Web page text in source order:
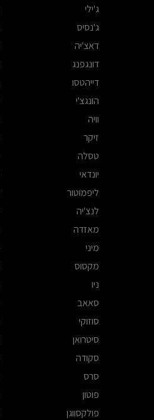
ג'ילי
ג'נסיס
דאצ'יה
דונגפנג
דייהטסו
הונגצ'י
וויה
זיקר
טסלה
יונדאי
ליפמוטור
לנצ'יה
מאזדה
מיני
מקסוס
ניו
סאאב
סוזוקי
סיטרואן
סקודה
סרס
פוטון
פולקסווגן